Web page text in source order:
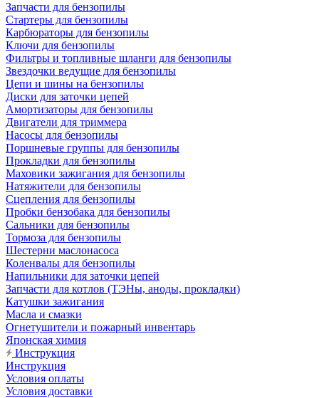
Запчасти для бензопилы
Стартеры для бензопилы
Карбюраторы для бензопилы
Ключи для бензопилы
Фильтры и топливные шланги для бензопилы
Звездочки ведущие для бензопилы
Цепи и шины на бензопилы
Диски для заточки цепей
Амортизаторы для бензопилы
Двигатели для триммера
Насосы для бензопилы
Поршневые группы для бензопилы
Прокладки для бензопилы
Маховики зажигания для бензопилы
Натяжители для бензопилы
Сцепления для бензопилы
Пробки бензобака для бензопилы
Сальники для бензопилы
Тормоза для бензопилы
Шестерни маслонасоса
Коленвалы для бензопилы
Напильники для заточки цепей
Запчасти для котлов (ТЭНы, аноды, прокладки)
Катушки зажигания
Масла и смазки
Огнетушители и пожарный инвентарь
Японская химия
Инструкция
Инструкция
Условия оплаты
Условия доставки